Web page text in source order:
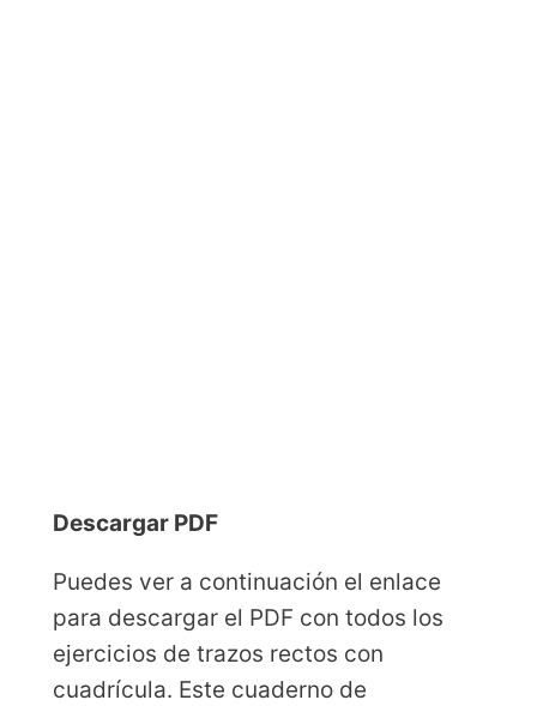
Descargar PDF
Puedes ver a continuación el enlace
para descargar el PDF con todos los
ejercicios de trazos rectos con
cuadrícula. Este cuaderno de